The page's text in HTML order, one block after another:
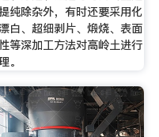
纯除杂外，有时还要采用化
白、超细剥片、煅烧、表面
等深加工方法对高岭土进行
。